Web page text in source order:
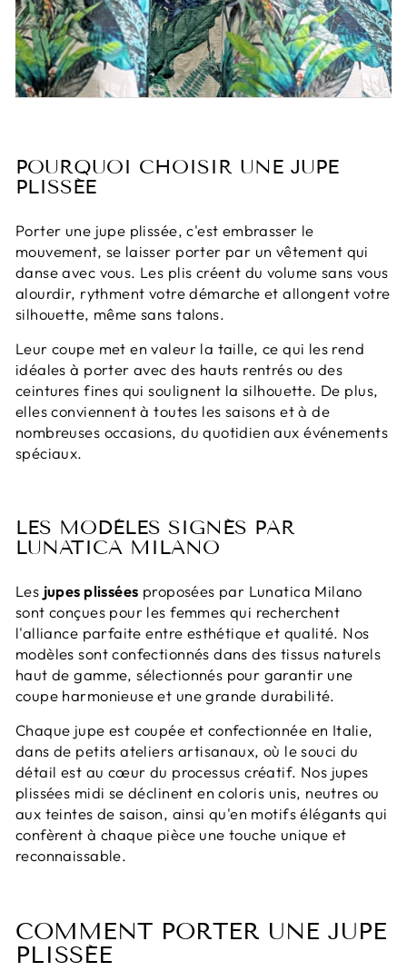
POURQUOI CHOISIR UNE JUPE
PLISSÉE
Porter une jupe plissée, c'est embrasser le
mouvement, se laisser porter par un vêtement qui
danse avec vous. Les plis créent du volume sans vous
alourdir, rythment votre démarche et allongent votre
silhouette, même sans talons.
Leur coupe met en valeur la taille, ce qui les rend
idéales à porter avec des hauts rentrés ou des
ceintures fines qui soulignent la silhouette. De plus,
elles conviennent à toutes les saisons et à de
nombreuses occasions, du quotidien aux événements
spéciaux.
LES MODÈLES SIGNÉS PAR
LUNATICA MILANO
Les jupes plissées proposées par Lunatica Milano
sont conçues pour les femmes qui recherchent
l'alliance parfaite entre esthétique et qualité. Nos
modèles sont confectionnés dans des tissus naturels
haut de gamme, sélectionnés pour garantir une
coupe harmonieuse et une grande durabilité.
Chaque jupe est coupée et confectionnée en Italie,
dans de petits ateliers artisanaux, où le souci du
détail est au cœur du processus créatif. Nos jupes
plissées midi se déclinent en coloris unis, neutres ou
aux teintes de saison, ainsi qu'en motifs élégants qui
confèrent à chaque pièce une touche unique et
reconnaissable.
COMMENT PORTER UNE JUPE
PLISSÉE